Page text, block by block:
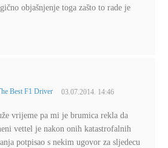
objašnjenje toga zašto to rade je
Best F1 Driver 03.07.2014. 14:46
vrijeme pa mi je brumica rekla da
vettel je nakon onih katastrofalnih
potpisao s nekim ugovor za sljedecu